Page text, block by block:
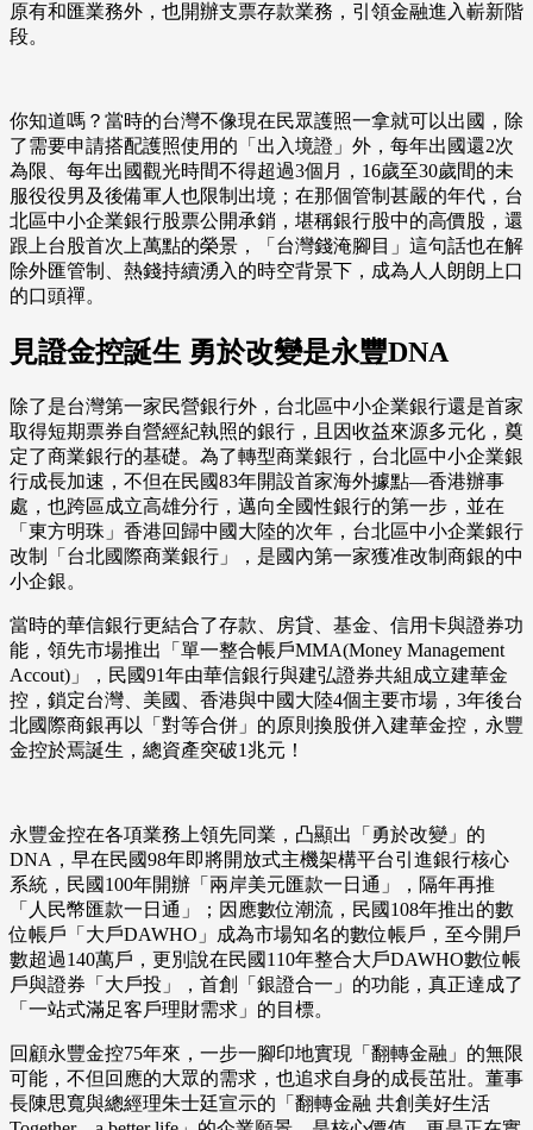
原有和匯業務外，也開辦支票存款業務，引領金融進入嶄新階
段。
你知道嗎？當時的台灣不像現在民眾護照一拿就可以出國，除
了需要申請搭配護照使用的「出入境證」外，每年出國還2次
為限、每年出國觀光時間不得超過3個月，16歲至30歲間的未
服役役男及後備軍人也限制出境；在那個管制甚嚴的年代，台
北區中小企業銀行股票公開承銷，堪稱銀行股中的高價股，還
跟上台股首次上萬點的榮景，「台灣錢淹腳目」這句話也在解
除外匯管制、熱錢持續湧入的時空背景下，成為人人朗朗上口
的口頭禪。
見證金控誕生 勇於改變是永豐DNA
除了是台灣第一家民營銀行外，台北區中小企業銀行還是首家
取得短期票券自營經紀執照的銀行，且因收益來源多元化，奠
定了商業銀行的基礎。為了轉型商業銀行，台北區中小企業銀
行成長加速，不但在民國83年開設首家海外據點—香港辦事
處，也跨區成立高雄分行，邁向全國性銀行的第一步，並在
「東方明珠」香港回歸中國大陸的次年，台北區中小企業銀行
改制「台北國際商業銀行」，是國內第一家獲准改制商銀的中
小企銀。
當時的華信銀行更結合了存款、房貸、基金、信用卡與證券功
能，領先市場推出「單一整合帳戶MMA(Money Management
Accout)」，民國91年由華信銀行與建弘證券共組成立建華金
控，鎖定台灣、美國、香港與中國大陸4個主要市場，3年後台
北國際商銀再以「對等合併」的原則換股併入建華金控，永豐
金控於焉誕生，總資產突破1兆元！
永豐金控在各項業務上領先同業，凸顯出「勇於改變」的
DNA，早在民國98年即將開放式主機架構平台引進銀行核心
系統，民國100年開辦「兩岸美元匯款一日通」，隔年再推
「人民幣匯款一日通」；因應數位潮流，民國108年推出的數
位帳戶「大戶DAWHO」成為市場知名的數位帳戶，至今開戶
數超過140萬戶，更別說在民國110年整合大戶DAWHO數位帳
戶與證券「大戶投」，首創「銀證合一」的功能，真正達成了
「一站式滿足客戶理財需求」的目標。
回顧永豐金控75年來，一步一腳印地實現「翻轉金融」的無限
可能，不但回應的大眾的需求，也追求自身的成長茁壯。董事
長陳思寬與總經理朱士廷宣示的「翻轉金融 共創美好生活